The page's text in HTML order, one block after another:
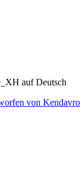
auf Deutsch
von